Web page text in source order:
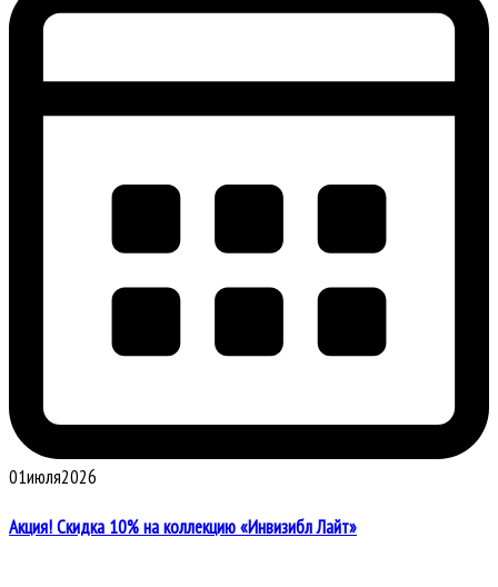
01июля2026
Акция! Скидка 10% на коллекцию «Инвизибл Лайт»